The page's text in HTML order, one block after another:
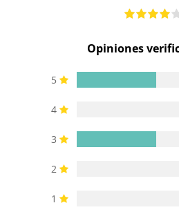
Opiniones
5
4
3
2
1